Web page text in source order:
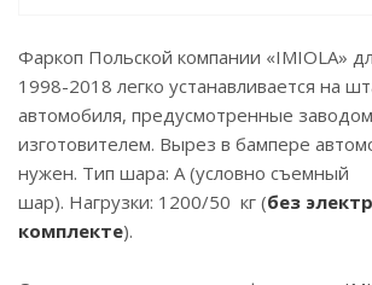
Фаркоп Польской компании «IMIOLA»
1998-2018 легко устанавливается на
автомобиля, предусмотренные
изготовителем. Вырез в бампере
нужен. Тип шара: A (условно съемный
шар). Нагрузки: 1200/50 кг (без
комплекте).